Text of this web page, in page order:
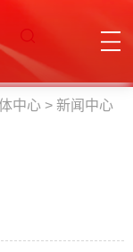
中心 > 新闻中心